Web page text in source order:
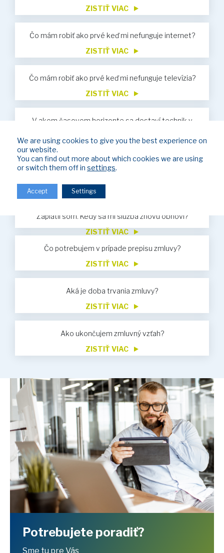
ZISTIŤ VIAC
Čo mám robiť ako prvé keď mi nefunguje internet?
ZISTIŤ VIAC
Čo mám robiť ako prvé keď mi nefunguje televízia?
ZISTIŤ VIAC
V akom časovom horizonte sa dostaví technik v
ZISTIŤ VIAC
Nevyhnutné údaje pre vykonávanie úhrad za služby
Zaplatil som. Kedy sa mi služba znovu obnoví?
ZISTIŤ VIAC
Čo potrebujem v prípade prepisu zmluvy?
ZISTIŤ VIAC
Aká je doba trvania zmluvy?
ZISTIŤ VIAC
Ako ukončujem zmluvný vzťah?
ZISTIŤ VIAC
Potrebujete poradiť?
Sme tu pre Vás
We are using cookies to give you the best experience on
our website.
You can find out more about which cookies we are using
or switch them off in settings
Accept Settings